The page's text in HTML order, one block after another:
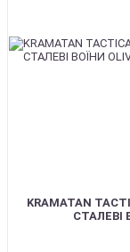
KRAMATAN
СТАЛЕВІ